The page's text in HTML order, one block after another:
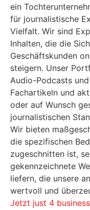
ein
für journalistische
Vielfalt. Wir sind
Inhalten, die die
Geschäftskunden
steigern. Unser
Audio-Podcasts
Fachartikeln und
oder auf Wunsch
journalistischen
Wir bieten
die spezifischen
zugeschnitten ist,
gekennzeichnete
liefern, die unsere
wertvoll und
Jetzt just 4